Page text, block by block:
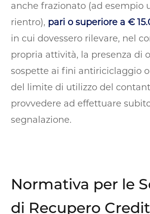
anche frazionato (ad esempio
rientro), pari o superiore a €
in cui dovessero rilevare, nel
propria attività, la presenza di
sospette ai fini antiriciclaggio
del limite di utilizzo del
provvedere ad effettuare
segnalazione.
Normativa per le
di Recupero